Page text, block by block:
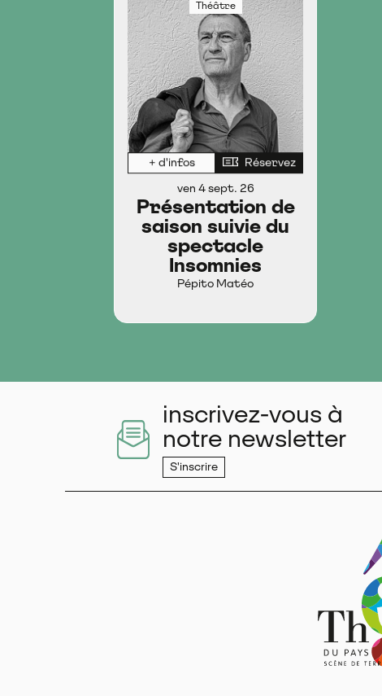
Théâtre
+ d'infos
Réservez
ven 4 sept. 26
Présentation de
saison suivie du
spectacle
Insomnies
Pépito Matéo
inscrivez-vous à
notre newsletter
S'inscrire